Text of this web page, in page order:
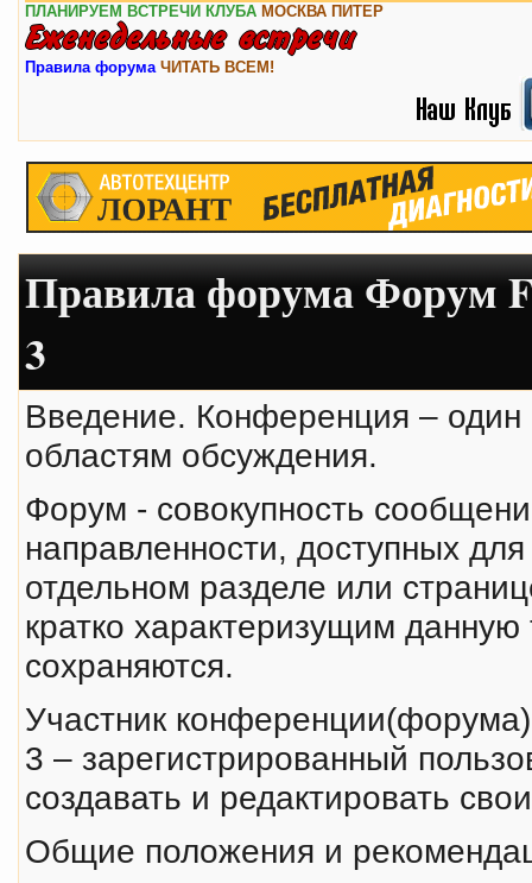
ПЛАНИРУЕМ ВСТРЕЧИ КЛУБА МОСКВА ПИТЕР
Правила форума ЧИТАТЬ ВСЕМ!
Правила форума Форум
3
Введение. Конференция –
областям обсуждения.
Форум - совокупность
направленности, доступных
отдельном разделе или
кратко характеризущим
сохраняются.
Участник
3 – зарегистрированный
создавать и редактировать
Общие положения и